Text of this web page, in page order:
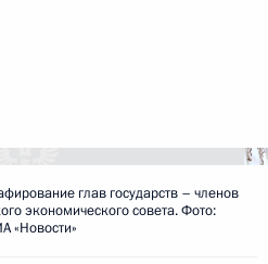
глав государств – членов
экономического совета. Фото:
«Новости»